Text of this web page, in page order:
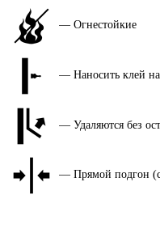
— Огнестойкие
— Наносить клей на
— Удаляются без
— Прямой подгон